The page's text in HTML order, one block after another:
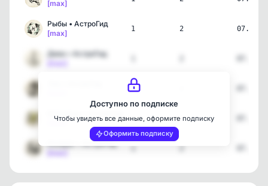
[max]
Рыбы • АстроГид
[max]
1 2
Дева • АстроГид
1
[max]
1 2
Козерог • АстроГид
1 2
Доступно по подписке
Чтобы увидеть все данные, оформите подписку
Оформить подписку